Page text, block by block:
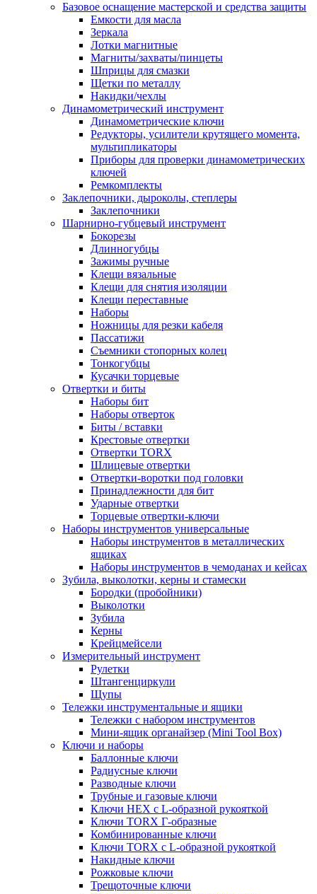
Базовое оснащение мастерской и средства защиты
Емкости для масла
Зеркала
Лотки магнитные
Магниты/захваты/пинцеты
Шприцы для смазки
Щетки по металлу
Накидки/чехлы
Динамометрический инструмент
Динамометрические ключи
Редукторы, усилители крутящего момента,
мультипликаторы
Приборы для проверки динамометрических
ключей
Ремкомплекты
Заклепочники, дыроколы, степлеры
Заклепочники
Шарнирно-губцевый инструмент
Бокорезы
Длинногубцы
Зажимы ручные
Клещи вязальные
Клещи для снятия изоляции
Клещи переставные
Наборы
Ножницы для резки кабеля
Пассатижи
Съемники стопорных колец
Тонкогубцы
Кусачки торцевые
Отвертки и биты
Наборы бит
Наборы отверток
Биты / вставки
Крестовые отвертки
Отвертки TORX
Шлицевые отвертки
Отвертки-воротки под головки
Принадлежности для бит
Ударные отвертки
Торцевые отвертки-ключи
Наборы инструментов универсальные
Наборы инструментов в металлических
ящиках
Наборы инструментов в чемоданах и кейсах
Зубила, выколотки, керны и стамески
Бородки (пробойники)
Выколотки
Зубила
Керны
Крейцмейсели
Измерительный инструмент
Рулетки
Штангенциркули
Щупы
Тележки инструментальные и ящики
Тележки с набором инструментов
Мини-ящик органайзер (Mini Tool Box)
Ключи и наборы
Баллонные ключи
Радиусные ключи
Разводные ключи
Трубные и газовые ключи
Ключи HEX с L-образной рукояткой
Ключи TORX Г-образные
Комбинированные ключи
Ключи TORX с L-образной рукояткой
Накидные ключи
Рожковые ключи
Трещоточные ключи